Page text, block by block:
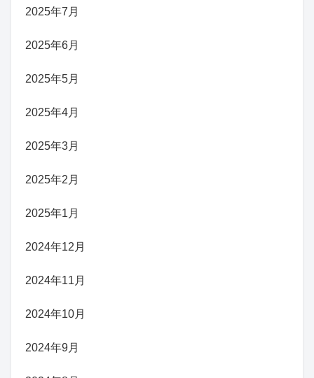
2025年7月
2025年6月
2025年5月
2025年4月
2025年3月
2025年2月
2025年1月
2024年12月
2024年11月
2024年10月
2024年9月